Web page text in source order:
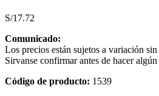
S/17.72
Comunicado:
Los precios están sujetos a variación
Sirvanse confirmar antes de hacer algún
Código de producto: 1539